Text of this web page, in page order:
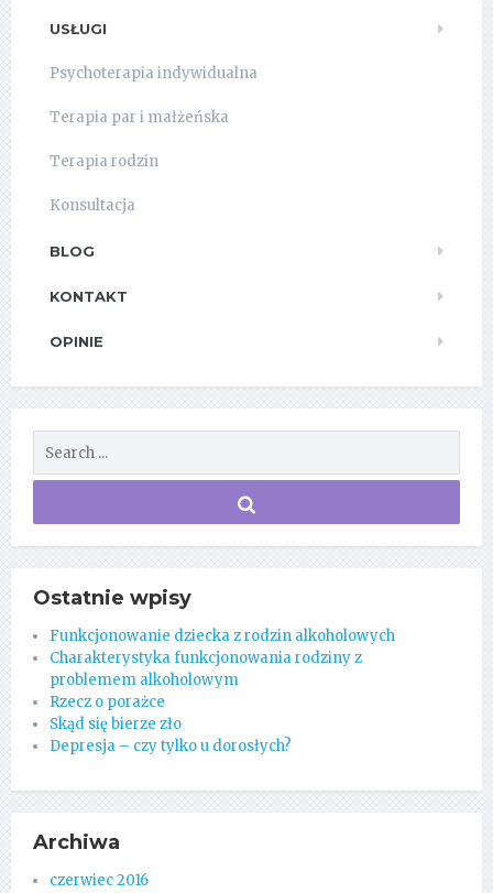
USŁUGI
Psychoterapia indywidualna
Terapia par i małżeńska
Terapia rodzin
Konsultacja
BLOG
KONTAKT
OPINIE
Ostatnie wpisy
Funkcjonowanie dziecka z rodzin alkoholowych
Charakterystyka funkcjonowania rodziny z
problemem alkoholowym
Rzecz o porażce
Skąd się bierze zło
Depresja – czy tylko u dorosłych?
Archiwa
czerwiec 2016